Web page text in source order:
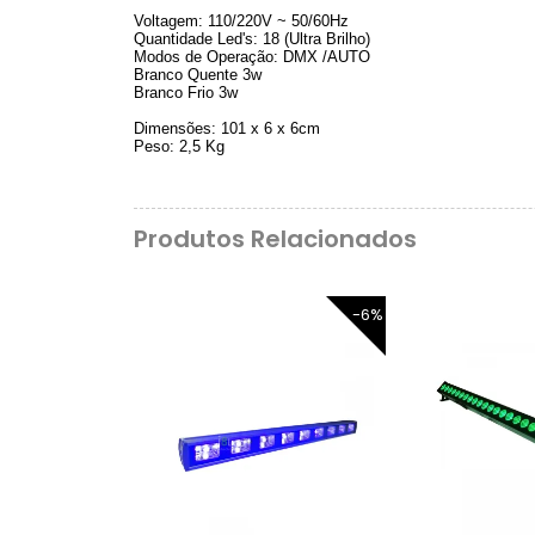
Voltagem: 110/220V ~ 50/60Hz
Quantidade Led's: 18 (Ultra Brilho)
Modos de Operação: DMX /AUTO
Branco Quente 3w
Branco Frio 3w
Dimensões: 101 x 6 x 6cm
Peso: 2,5 Kg
Produtos Relacionados
-6%